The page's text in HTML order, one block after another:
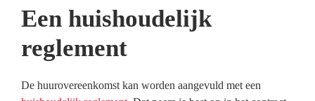
Huurwetgeving en huurcontract
Aanvullende regelingen
Een huishoudelijk
reglement
De huurovereenkomst kan worden aangevuld met een